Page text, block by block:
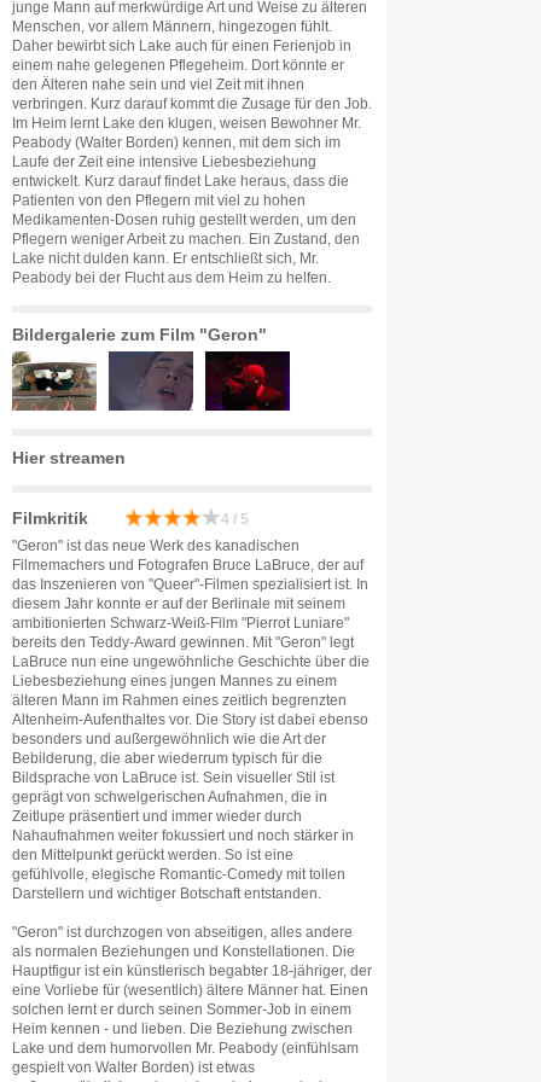
junge Mann auf merkwürdige Art und Weise zu älteren
Menschen, vor allem Männern, hingezogen fühlt.
Daher bewirbt sich Lake auch für einen Ferienjob in
einem nahe gelegenen Pflegeheim. Dort könnte er
den Älteren nahe sein und viel Zeit mit ihnen
verbringen. Kurz darauf kommt die Zusage für den Job.
Im Heim lernt Lake den klugen, weisen Bewohner Mr.
Peabody (Walter Borden) kennen, mit dem sich im
Laufe der Zeit eine intensive Liebesbeziehung
entwickelt. Kurz darauf findet Lake heraus, dass die
Patienten von den Pflegern mit viel zu hohen
Medikamenten-Dosen ruhig gestellt werden, um den
Pflegern weniger Arbeit zu machen. Ein Zustand, den
Lake nicht dulden kann. Er entschließt sich, Mr.
Peabody bei der Flucht aus dem Heim zu helfen.
Bildergalerie zum Film "Geron"
Hier streamen
Filmkritik 4 / 5
"Geron" ist das neue Werk des kanadischen
Filmemachers und Fotografen Bruce LaBruce, der auf
das Inszenieren von "Queer"-Filmen spezialisiert ist. In
diesem Jahr konnte er auf der Berlinale mit seinem
ambitionierten Schwarz-Weiß-Film "Pierrot Luniare"
bereits den Teddy-Award gewinnen. Mit "Geron" legt
LaBruce nun eine ungewöhnliche Geschichte über die
Liebesbeziehung eines jungen Mannes zu einem
älteren Mann im Rahmen eines zeitlich begrenzten
Altenheim-Aufenthaltes vor. Die Story ist dabei ebenso
besonders und außergewöhnlich wie die Art der
Bebilderung, die aber wiederrum typisch für die
Bildsprache von LaBruce ist. Sein visueller Stil ist
geprägt von schwelgerischen Aufnahmen, die in
Zeitlupe präsentiert und immer wieder durch
Nahaufnahmen weiter fokussiert und noch stärker in
den Mittelpunkt gerückt werden. So ist eine
gefühlvolle, elegische Romantic-Comedy mit tollen
Darstellern und wichtiger Botschaft entstanden.
"Geron" ist durchzogen von abseitigen, alles andere
als normalen Beziehungen und Konstellationen. Die
Hauptfigur ist ein künstlerisch begabter 18-jähriger, der
eine Vorliebe für (wesentlich) ältere Männer hat. Einen
solchen lernt er durch seinen Sommer-Job in einem
Heim kennen - und lieben. Die Beziehung zwischen
Lake und dem humorvollen Mr. Peabody (einfühlsam
gespielt von Walter Borden) ist etwas